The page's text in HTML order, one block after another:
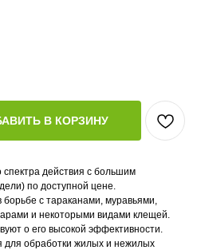
В КОРЗИНУ
действия с большим
по доступной цене.
с тараканами, муравьями,
и некоторыми видами клещей.
о его высокой эффективности.
для обработки жилых и нежилых